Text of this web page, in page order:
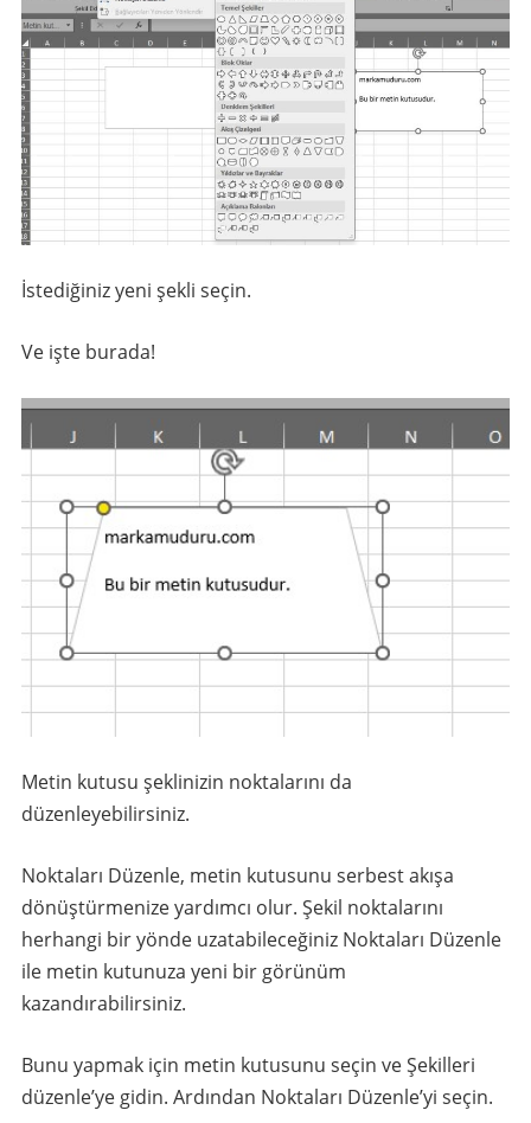
İstediğiniz yeni şekli seçin.
Ve işte burada!
Metin kutusu şeklinizin noktalarını da
düzenleyebilirsiniz.
Noktaları Düzenle, metin kutusunu serbest akışa
dönüştürmenize yardımcı olur. Şekil noktalarını
herhangi bir yönde uzatabileceğiniz Noktaları Düzenle
ile metin kutunuza yeni bir görünüm
kazandırabilirsiniz.
Bunu yapmak için metin kutusunu seçin ve Şekilleri
düzenle’ye gidin. Ardından Noktaları Düzenle’yi seçin.